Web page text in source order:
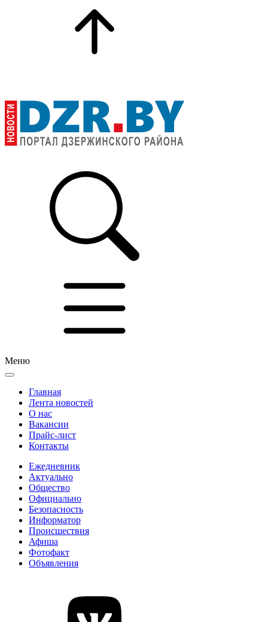
Меню
Главная
Лента новостей
О нас
Вакансии
Прайс-лист
Контакты
Ежедневник
Актуально
Общество
Официально
Безопасность
Информатор
Происшествия
Афиша
Фотофакт
Объявления